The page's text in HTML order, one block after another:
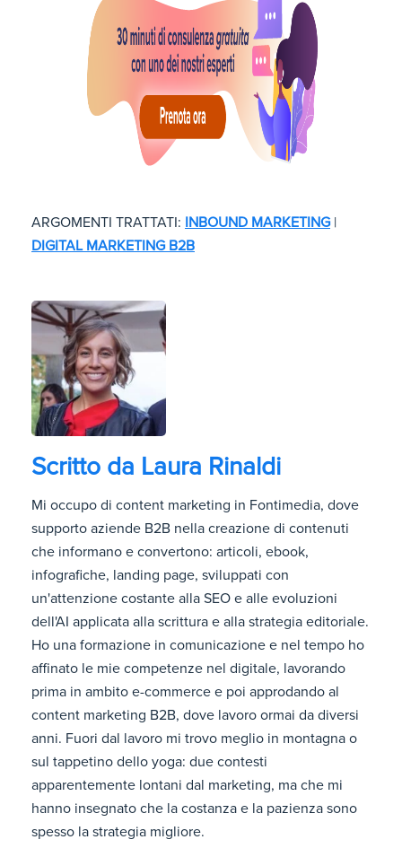
ARGOMENTI TRATTATI: INBOUND MARKETING |
DIGITAL MARKETING B2B
Scritto da Laura Rinaldi
Mi occupo di content marketing in Fontimedia, dove
supporto aziende B2B nella creazione di contenuti
che informano e convertono: articoli, ebook,
infografiche, landing page, sviluppati con
un'attenzione costante alla SEO e alle evoluzioni
dell'AI applicata alla scrittura e alla strategia editoriale.
Ho una formazione in comunicazione e nel tempo ho
affinato le mie competenze nel digitale, lavorando
prima in ambito e-commerce e poi approdando al
content marketing B2B, dove lavoro ormai da diversi
anni. Fuori dal lavoro mi trovo meglio in montagna o
sul tappetino dello yoga: due contesti
apparentemente lontani dal marketing, ma che mi
hanno insegnato che la costanza e la pazienza sono
spesso la strategia migliore.